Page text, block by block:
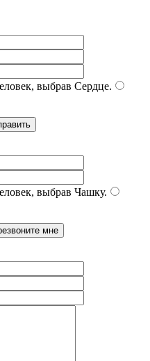
выбрав Сердце.
выбрав Чашку.